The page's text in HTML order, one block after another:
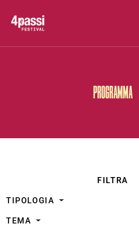
PROGRAMMA
FILTRA
TIPOLOGIA
TEMA